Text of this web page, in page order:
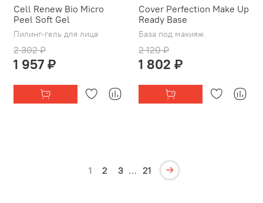
Cell Renew Bio Micro
Peel Soft Gel
Пилинг-гель для лица
2 302 ₽
1 957 ₽
Cover Perfection Make Up
Ready Base
База под макияж
2 120 ₽
1 802 ₽
1 2 3 … 21